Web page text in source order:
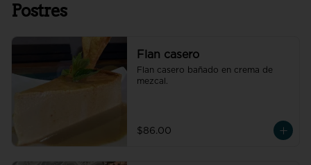
Postres
Flan casero
Flan casero bañado en crema de
mezcal.
$86.00